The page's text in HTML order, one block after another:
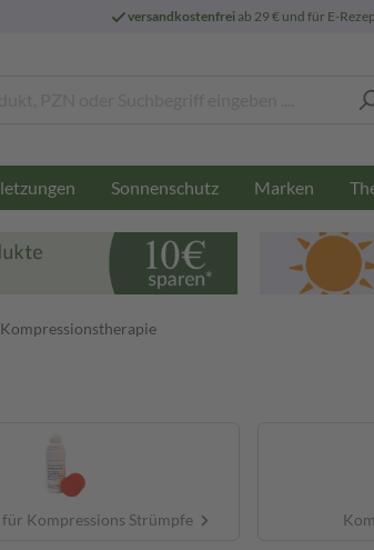
versandkostenfreiab 29 € und für E-
Sonnenschutz Marken
Kompressionstherapie
Kompressions Strümpfe